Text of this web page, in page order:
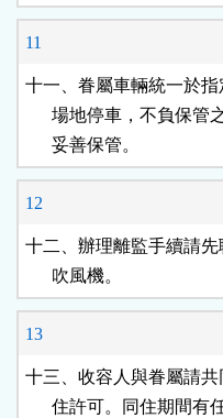
11
十一、眷屬車輛統一於
場地停車，不負保
      妥善保管。
12
十二、辦理離監手續請
      吹風機。
13
十三、收容人與眷屬請
住許可。同住期間